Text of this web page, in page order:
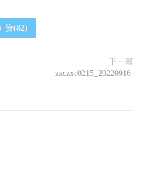
赞(82)
下一篇
zxczxc0215_20220916